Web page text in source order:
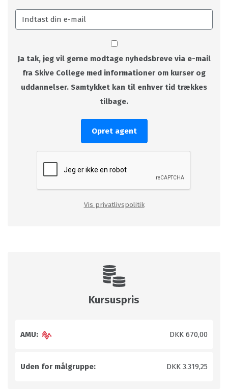
Ja tak, jeg vil gerne modtage nyhedsbreve via e-mail
fra Skive College med informationer om kurser og
uddannelser. Samtykket kan til enhver tid trækkes
tilbage.
Opret agent
Vis privatlivspolitik
Kursuspris
AMU: DKK 670,00
Uden for målgruppe: DKK 3.319,25